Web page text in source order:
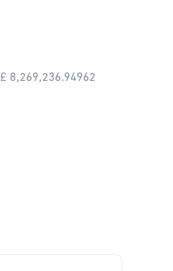
8,269,236.94962